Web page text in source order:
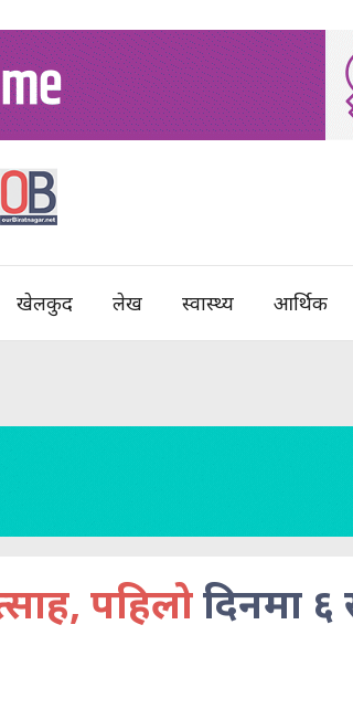
खेलकुद लेख स्वास्थ्य आर्थिक
पहिलोदिनमा